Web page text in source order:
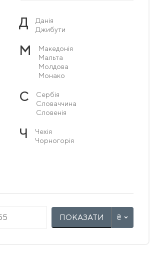
Д
Данія
Джибути
М
Македонія
Мальта
Молдова
Монако
С
Сербія
Словаччина
Словенія
Ч
Чехія
Чорногорія
ПОКАЗАТИ